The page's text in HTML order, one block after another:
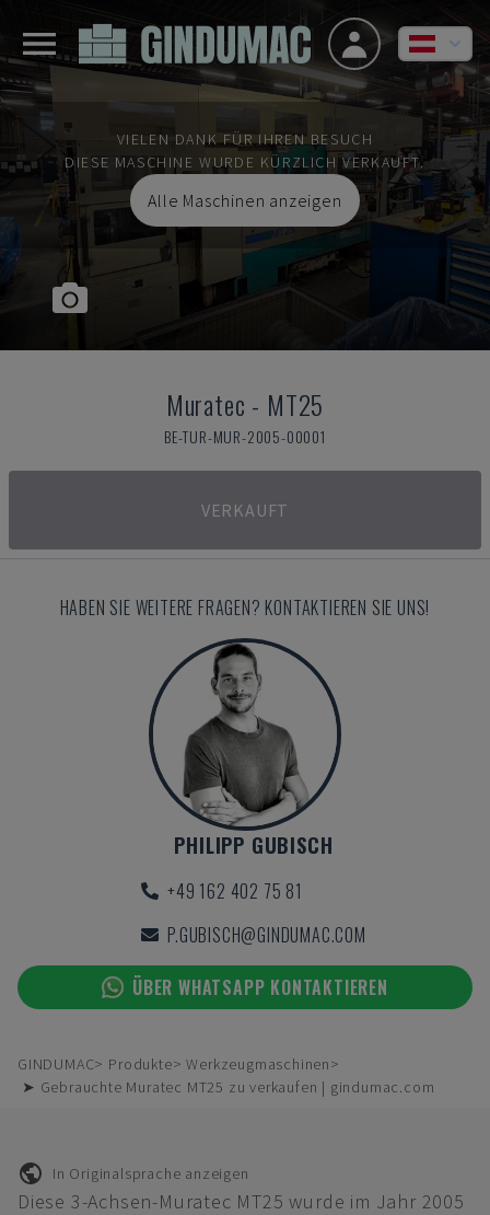
VIELEN DANK FÜR IHREN BESUCH
DIESE MASCHINE WURDE KÜRZLICH VERKAUFT.
Alle Maschinen anzeigen
Muratec - MT25
BE-TUR-MUR-2005-00001
VERKAUFT
HABEN SIE WEITERE FRAGEN? KONTAKTIEREN SIE UNS!
PHILIPP GUBISCH
+49 162 402 75 81
P.GUBISCH@GINDUMAC.COM
ÜBER WHATSAPP KONTAKTIEREN
GINDUMAC Produkte
Werkzeugmaschinen
➤ Gebrauchte Muratec MT25 zu verkaufen | gindumac.com
In Originalsprache anzeigen
Diese 3-Achsen-Muratec MT25 wurde im Jahr 2005